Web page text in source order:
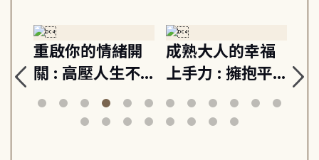
重啟你的情緒開
關 : 高壓人生不
爆炸指南, 5分鐘
減輕身心壓力, 找
成熟大人的幸福
上手力 : 擁抱平
凡中的每個燦爛
時刻, 給匱乏世代
球